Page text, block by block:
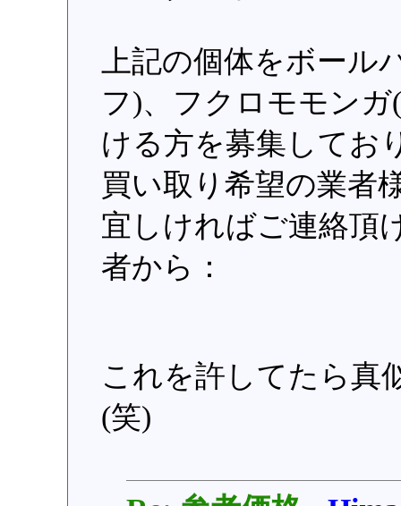
上記の個体をボー
フ)、フクロモモン
ける方を募集してお
買い取り希望の業者
宜しければご連絡頂
者から：
これを許してたら真
(笑)